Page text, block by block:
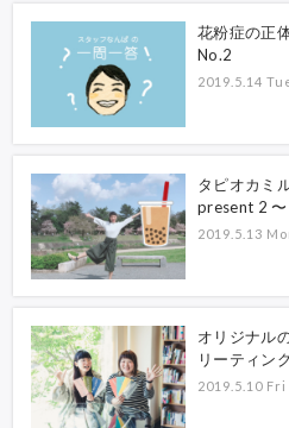
花粉症の正
No.2
2019.5.14
タピオカミ
present 2 〜
2019.5.13
オリジナル
リーティン
2019.5.10 Fri